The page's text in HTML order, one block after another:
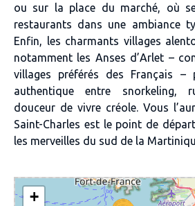
ou sur la place du marché, où
restaurants dans une ambiance
Enfin, les charmants villages
notamment les Anses d’Arlet –
villages préférés des Français –
authentique entre snorkeling,
douceur de vivre créole. Vous
Saint-Charles est le point de
les merveilles du sud de la
+